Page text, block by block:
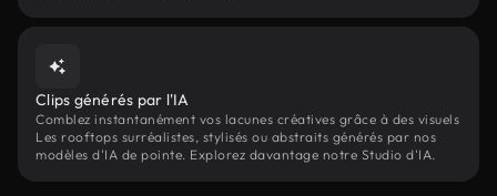
Clips générés par l'IA
Comblez instantanément vos lacunes créatives grâce à des visuels
Les rooftops surréalistes, stylisés ou abstraits générés par nos
modèles d'IA de pointe. Explorez davantage notre Studio d'IA.